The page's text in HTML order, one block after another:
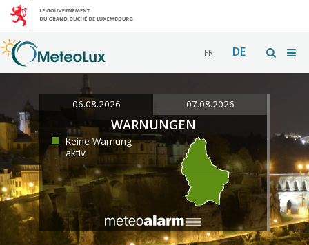
FR DE
06.08.2026 07.08.2026
WARNUNGEN
Keine Warnung
aktiv